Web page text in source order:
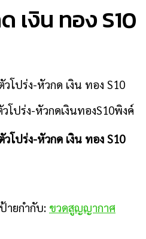
เงิน ทอง S10
โปร่ง-หัวกด เงิน ทอง S10
โปร่ง-หัวกด เงิน ทอง S10
ป้ายกำกับ: ขวดสูญญากาศ